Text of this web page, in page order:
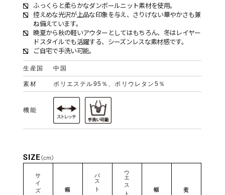
ふっくらと柔らかなダンボールニット素材を使用。
控えめな光沢が上品な印象を与え、さりげない華やかさも兼
ね備えています。
晩夏から秋の軽いアウターとしてはもちろん、冬はレイヤー
ドスタイルでも活躍する、シーズンレスな素材感です。
ご自宅で手洗い可能。
生産国 中国
素材 ポリエステル95％、ポリウレタン5％
機能
サイズ バスト ウエスト